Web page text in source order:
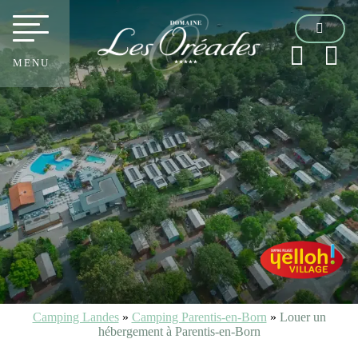
MENU
Camping Landes» Camping Parentis-en-Born » Louer un
hébergement à Parentis-en-Born